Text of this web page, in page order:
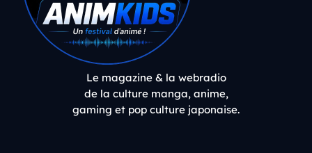
Le magazine & la webradio
de la culture manga, anime,
gaming et pop culture japonaise.